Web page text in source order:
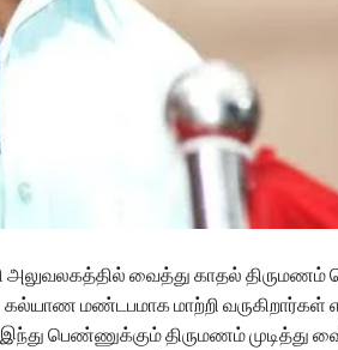
அலுவலகத்தில் வைத்து காதல் திருமணம்
மண்டபமாக மாற்றி வருகிறார்கள்‌
பெண்ணுக்கும் திருமணம் முடித்து